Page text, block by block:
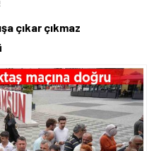
çıkar çıkmaz